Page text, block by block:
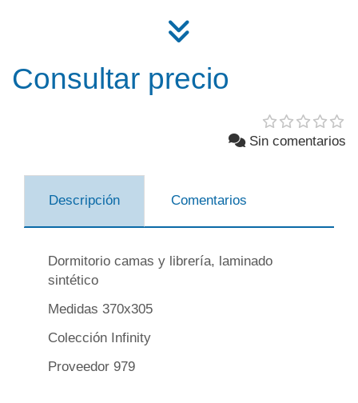
Consultar precio
Sin comentarios
Descripción Comentarios
Dormitorio camas y librería, laminado
sintético
Medidas 370x305
Colección Infinity
Proveedor 979